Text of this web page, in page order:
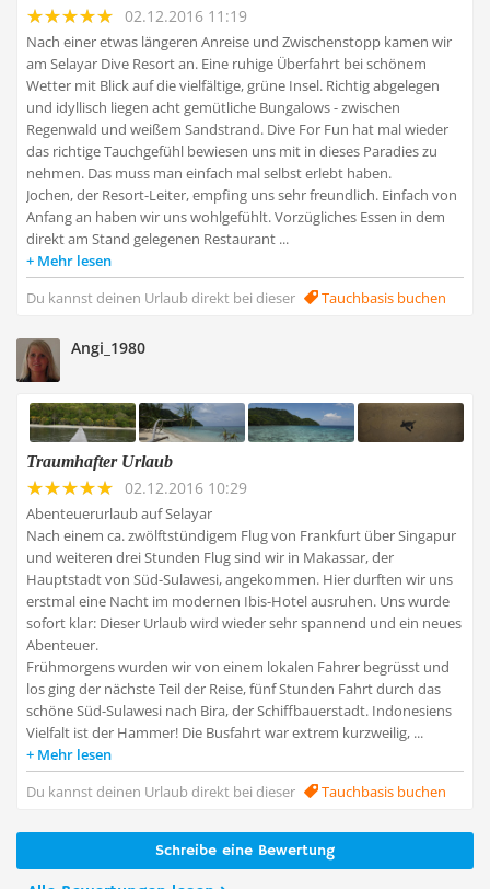
02.12.2016 11:19
Nach einer etwas längeren Anreise und Zwischenstopp kamen wir
am Selayar Dive Resort an. Eine ruhige Überfahrt bei schönem
Wetter mit Blick auf die vielfältige, grüne Insel. Richtig abgelegen
und idyllisch liegen acht gemütliche Bungalows - zwischen
Regenwald und weißem Sandstrand. Dive For Fun hat mal wieder
das richtige Tauchgefühl bewiesen uns mit in dieses Paradies zu
nehmen. Das muss man einfach mal selbst erlebt haben.
Jochen, der Resort-Leiter, empfing uns sehr freundlich. Einfach von
Anfang an haben wir uns wohlgefühlt. Vorzügliches Essen in dem
direkt am Stand gelegenen Restaurant ...
Mehr lesen
Du kannst deinen Urlaub direkt bei dieser
Tauchbasis buchen
Angi_1980
Traumhafter Urlaub
02.12.2016 10:29
Abenteuerurlaub auf Selayar
Nach einem ca. zwölftstündigem Flug von Frankfurt über Singapur
und weiteren drei Stunden Flug sind wir in Makassar, der
Hauptstadt von Süd-Sulawesi, angekommen. Hier durften wir uns
erstmal eine Nacht im modernen Ibis-Hotel ausruhen. Uns wurde
sofort klar: Dieser Urlaub wird wieder sehr spannend und ein neues
Abenteuer.
Frühmorgens wurden wir von einem lokalen Fahrer begrüsst und
los ging der nächste Teil der Reise, fünf Stunden Fahrt durch das
schöne Süd-Sulawesi nach Bira, der Schiffbauerstadt. Indonesiens
Vielfalt ist der Hammer! Die Busfahrt war extrem kurzweilig, ...
Mehr lesen
Du kannst deinen Urlaub direkt bei dieser
Tauchbasis buchen
Schreibe eine Bewertung